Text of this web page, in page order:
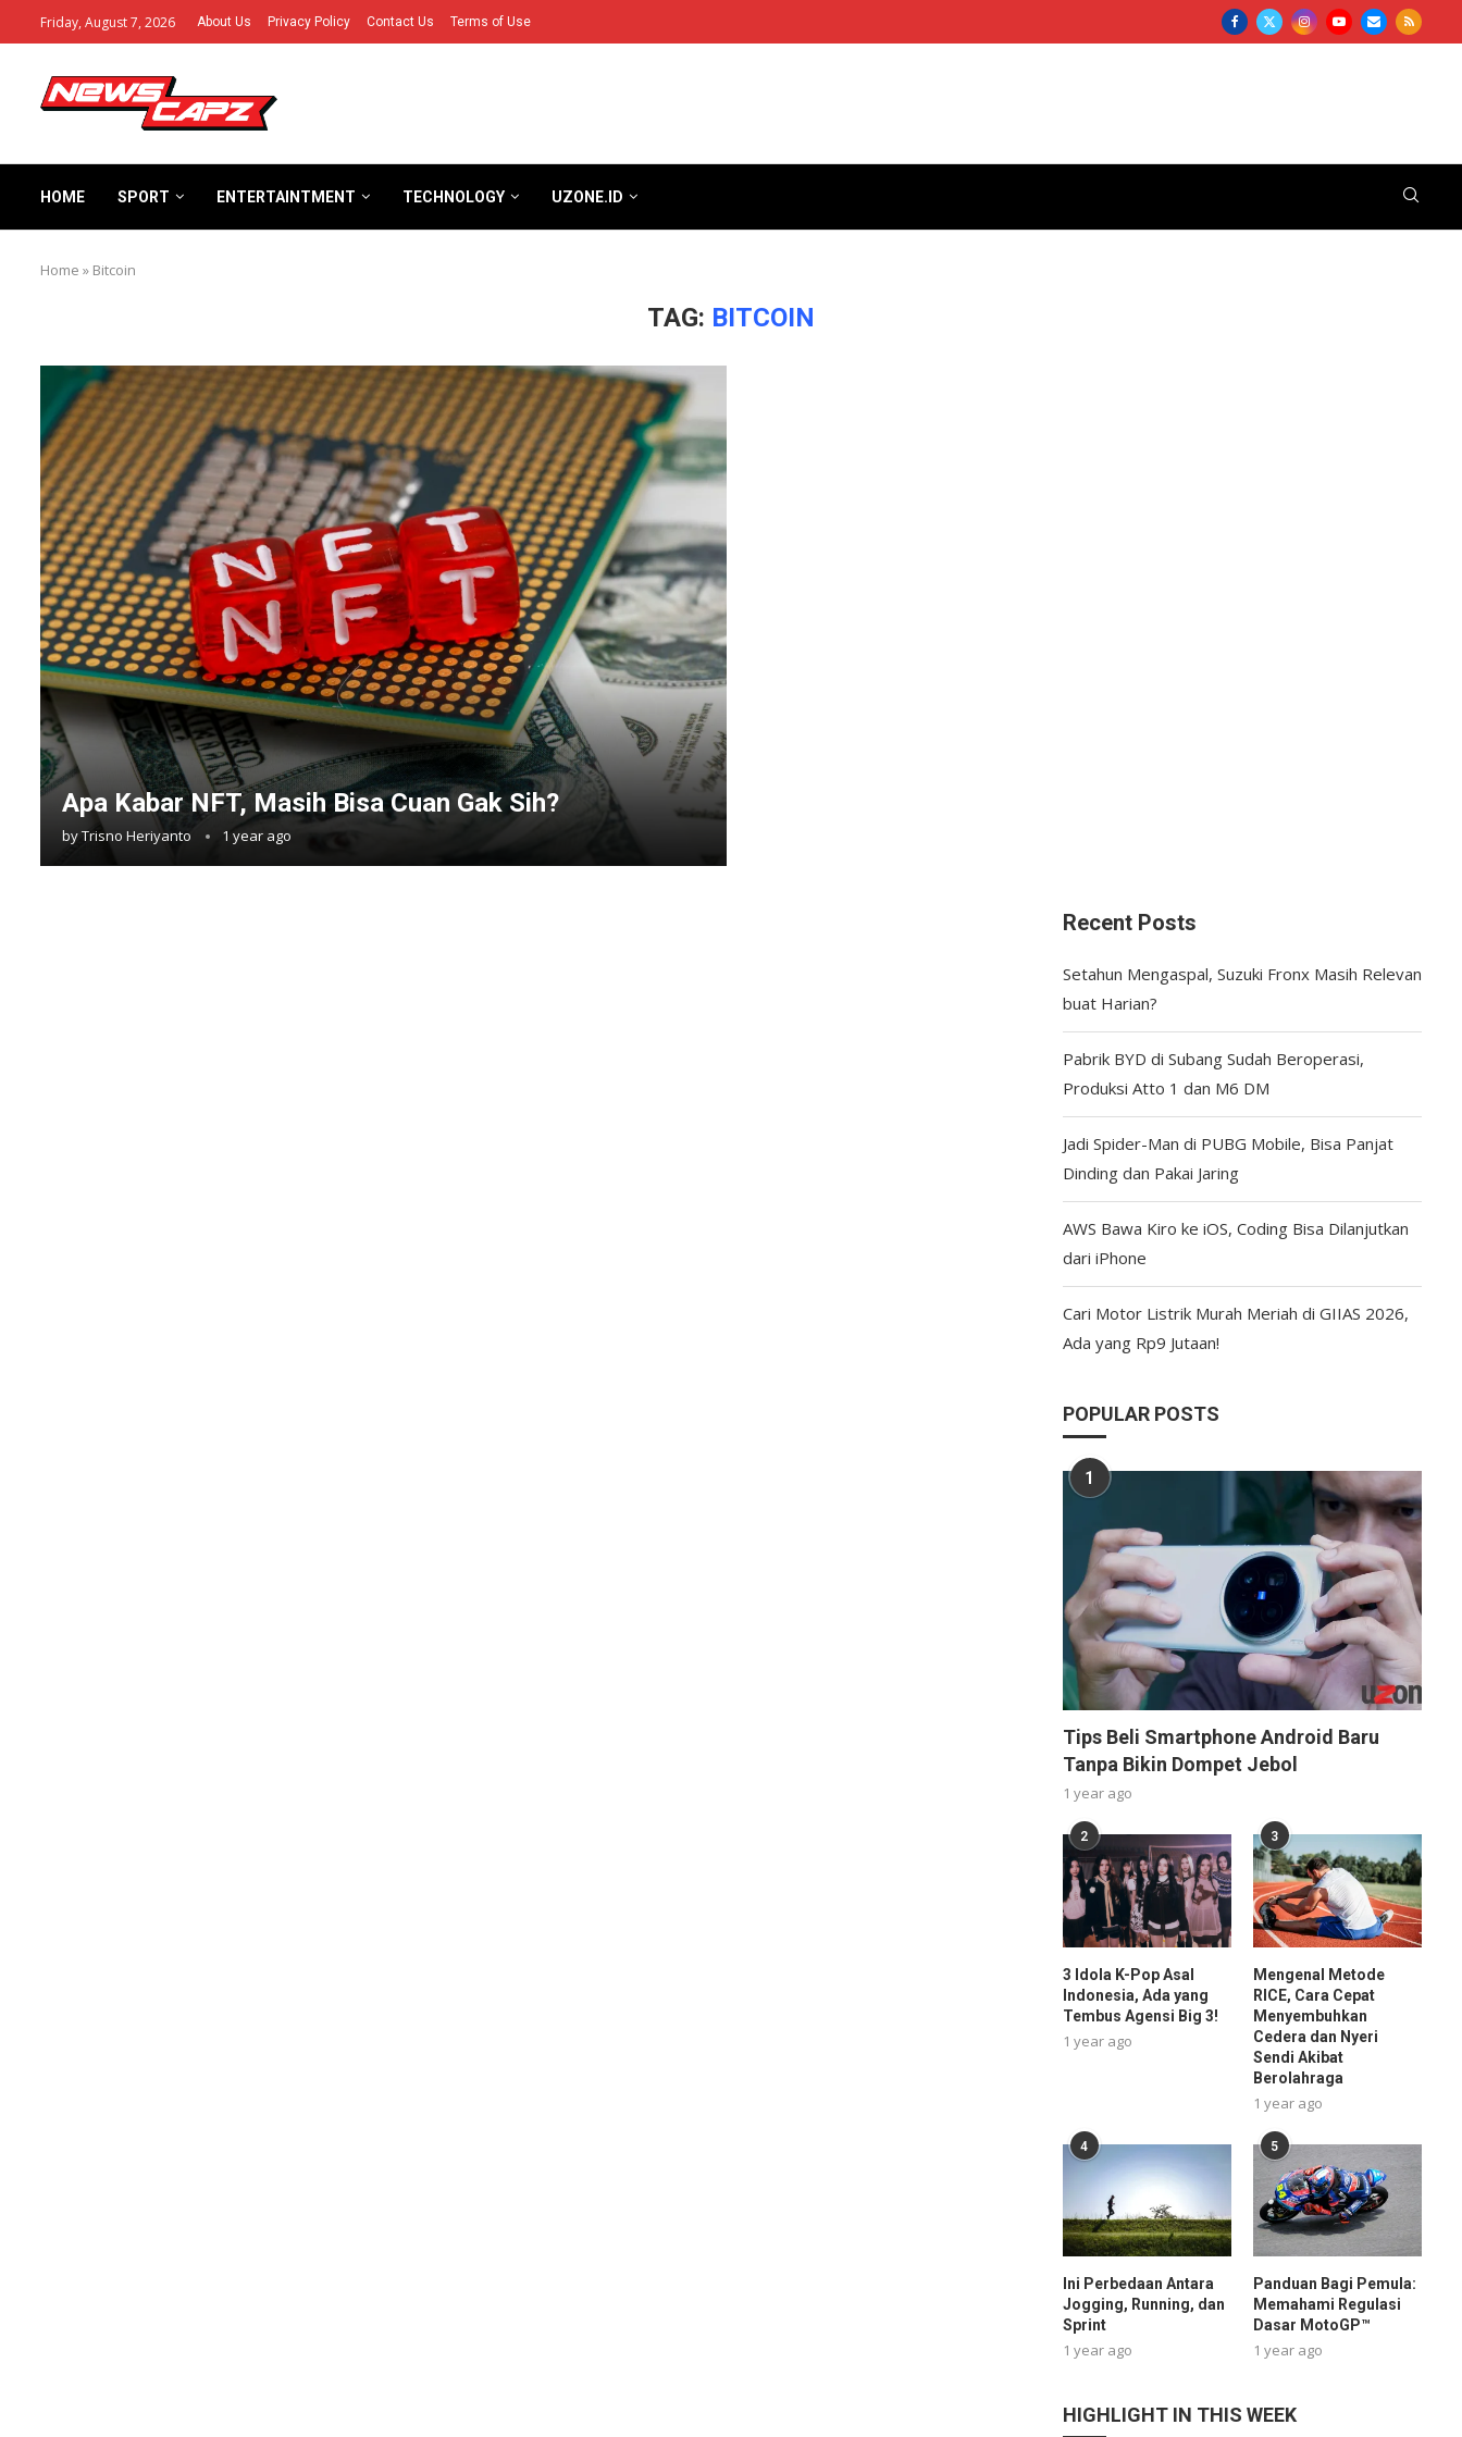
Friday, August 7, 2026 About Us Privacy Policy Contact Us Terms of Use
HOME SPORT ENTERTAINTMENT TECHNOLOGY UZONE.ID
Home » Bitcoin
TAG: BITCOIN
Apa Kabar NFT, Masih Bisa Cuan Gak Sih?
byTrisno Heriyanto 1 year ago
Recent Posts
Setahun Mengaspal, Suzuki Fronx Masih Relevan
buat Harian?
Pabrik BYD di Subang Sudah Beroperasi,
Produksi Atto 1 dan M6 DM
Jadi Spider-Man di PUBG Mobile, Bisa Panjat
Dinding dan Pakai Jaring
AWS Bawa Kiro ke iOS, Coding Bisa Dilanjutkan
dari iPhone
Cari Motor Listrik Murah Meriah di GIIAS 2026,
Ada yang Rp9 Jutaan!
POPULAR POSTS
1
Tips Beli Smartphone Android Baru
Tanpa Bikin Dompet Jebol
1 year ago
2
3 Idola K-Pop Asal
Indonesia, Ada yang
Tembus Agensi Big 3!
1 year ago
3
Mengenal Metode
RICE, Cara Cepat
Menyembuhkan
Cedera dan Nyeri
Sendi Akibat
Berolahraga
1 year ago
4
Ini Perbedaan Antara
Jogging, Running, dan
Sprint
1 year ago
5
Panduan Bagi Pemula:
Memahami Regulasi
Dasar MotoGP™
1 year ago
HIGHLIGHT IN THIS WEEK